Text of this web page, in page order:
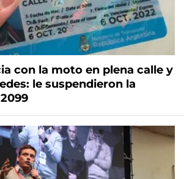
con la moto en plena calle y
le suspendieron la